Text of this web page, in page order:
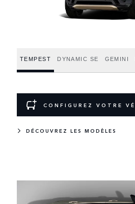
TEMPEST DYNAMIC SE GEMINI
CONFIGUREZ VOTRE
DÉCOUVREZ LES MODÈLES